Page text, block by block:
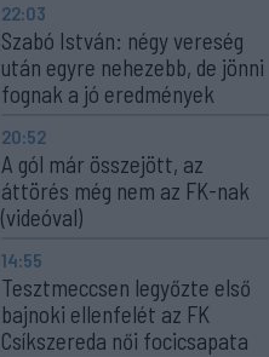
22:03
Szabó István: négy vereség
után egyre nehezebb, de jönni
fognak a jó eredmények
20:52
A gól már összejött, az
áttörés még nem az FK-nak
(videóval)
14:55
Tesztmeccsen legyőzte első
bajnoki ellenfelét az FK
Csíkszereda női focicsapata